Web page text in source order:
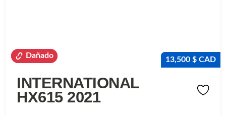
Dañado 13,500 $ CAD
Dañado
INTERNATIONAL
HX615 2021